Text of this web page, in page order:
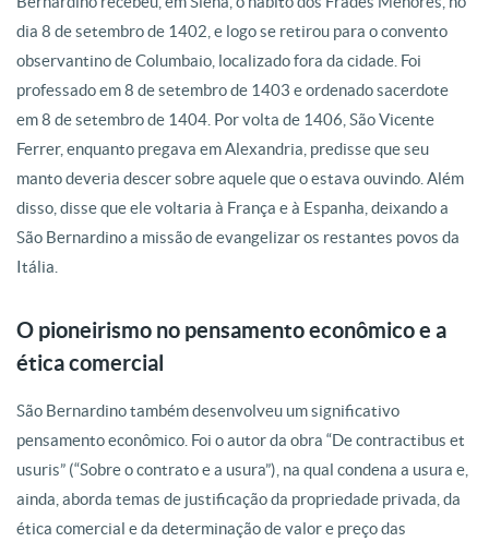
dia 8 de setembro de 1402, e logo se retirou para o convento
observantino de Columbaio, localizado fora da cidade. Foi
professado em 8 de setembro de 1403 e ordenado sacerdote
em 8 de setembro de 1404. Por volta de 1406, São Vicente
Ferrer, enquanto pregava em Alexandria, predisse que seu
manto deveria descer sobre aquele que o estava ouvindo. Além
disso, disse que ele voltaria à França e à Espanha, deixando a
São Bernardino a missão de evangelizar os restantes povos da
Itália.
O pioneirismo no pensamento econômico e a
ética comercial
São Bernardino também desenvolveu um significativo
pensamento econômico. Foi o autor da obra “De contractibus et
usuris” (“Sobre o contrato e a usura”), na qual condena a usura e,
ainda, aborda temas de justificação da propriedade privada, da
ética comercial e da determinação de valor e preço das